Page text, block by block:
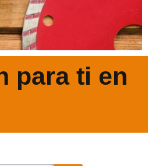
para ti en